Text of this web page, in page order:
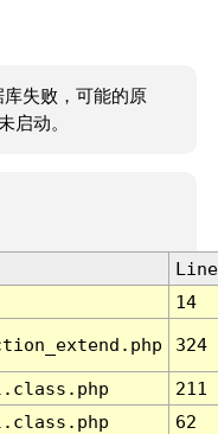
失败，可能的原
启动。
Line
14
324
211
62